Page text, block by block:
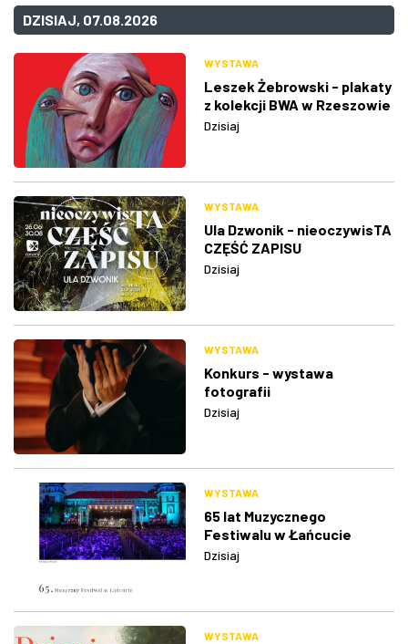
DZISIAJ, 07.08.2026
WYSTAWA
Leszek Żebrowski - plakaty
z kolekcji BWA w Rzeszowie
Dzisiaj
WYSTAWA
Ula Dzwonik - nieoczywisTA
CZĘŚĆ ZAPISU
Dzisiaj
WYSTAWA
Konkurs - wystawa
fotografii
Dzisiaj
WYSTAWA
65 lat Muzycznego
Festiwalu w Łańcucie
Dzisiaj
WYSTAWA